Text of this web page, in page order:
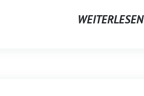
WEITERLESEN